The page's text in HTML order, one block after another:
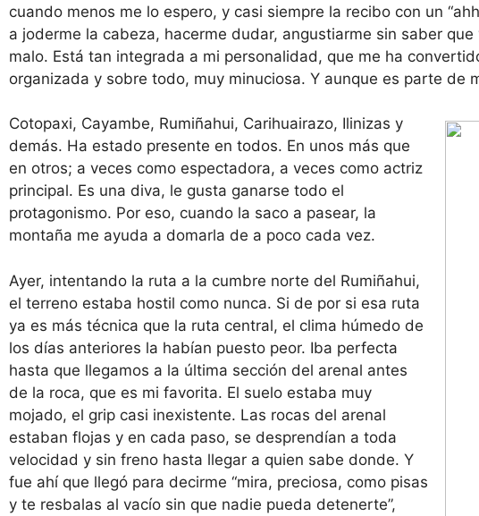
cuando menos me lo espero, y casi siempre la recibo con un
a joderme la cabeza, hacerme dudar, angustiarme sin saber
malo. Está tan integrada a mi personalidad, que me ha
organizada y sobre todo, muy minuciosa. Y aunque es parte de
Cotopaxi, Cayambe, Rumiñahui, Carihuairazo, Ilinizas y
demás. Ha estado presente en todos. En unos más que
en otros; a veces como espectadora, a veces como actriz
principal. Es una diva, le gusta ganarse todo el
protagonismo. Por eso, cuando la saco a pasear, la
montaña me ayuda a domarla de a poco cada vez.
Ayer, intentando la ruta a la cumbre norte del Rumiñahui,
el terreno estaba hostil como nunca. Si de por si esa ruta
ya es más técnica que la ruta central, el clima húmedo de
los días anteriores la habían puesto peor. Iba perfecta
hasta que llegamos a la última sección del arenal antes
de la roca, que es mi favorita. El suelo estaba muy
mojado, el grip casi inexistente. Las rocas del arenal
estaban flojas y en cada paso, se desprendían a toda
velocidad y sin freno hasta llegar a quien sabe donde. Y
fue ahí que llegó para decirme “mira, preciosa, como pisas
y te resbalas al vacío sin que nadie pueda detenerte”,